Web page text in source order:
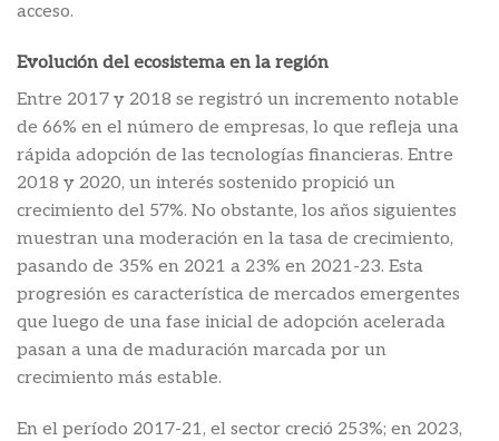
acceso.
Evolución del ecosistema en la región
Entre 2017 y 2018 se registró un incremento notable
de 66% en el número de empresas, lo que refleja una
rápida adopción de las tecnologías financieras. Entre
2018 y 2020, un interés sostenido propició un
crecimiento del 57%. No obstante, los años siguientes
muestran una moderación en la tasa de crecimiento,
pasando de 35% en 2021 a 23% en 2021-23. Esta
progresión es característica de mercados emergentes
que luego de una fase inicial de adopción acelerada
pasan a una de maduración marcada por un
crecimiento más estable.
En el período 2017-21, el sector creció 253%; en 2023,